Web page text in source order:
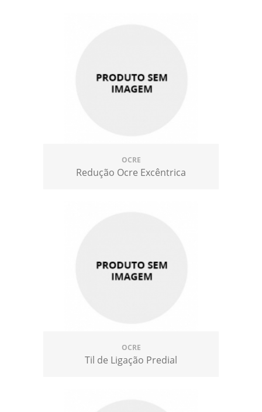
OCRE
Redução Ocre Excêntrica
OCRE
Til de Ligação Predial